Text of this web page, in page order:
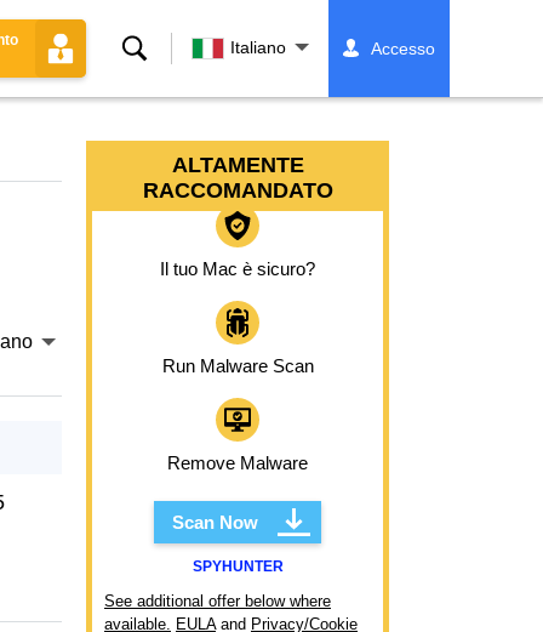
Ricerca Italiano Accesso
ALTAMENTE
RACCOMANDATO
Il tuo Mac è sicuro?
Run Malware Scan
Remove Malware
Scan Now
SPYHUNTER
See additional offer below where
available. EULAand Privacy/Cookie